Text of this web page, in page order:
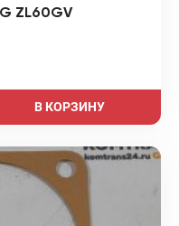
ZL60GV
В КОРЗИНУ